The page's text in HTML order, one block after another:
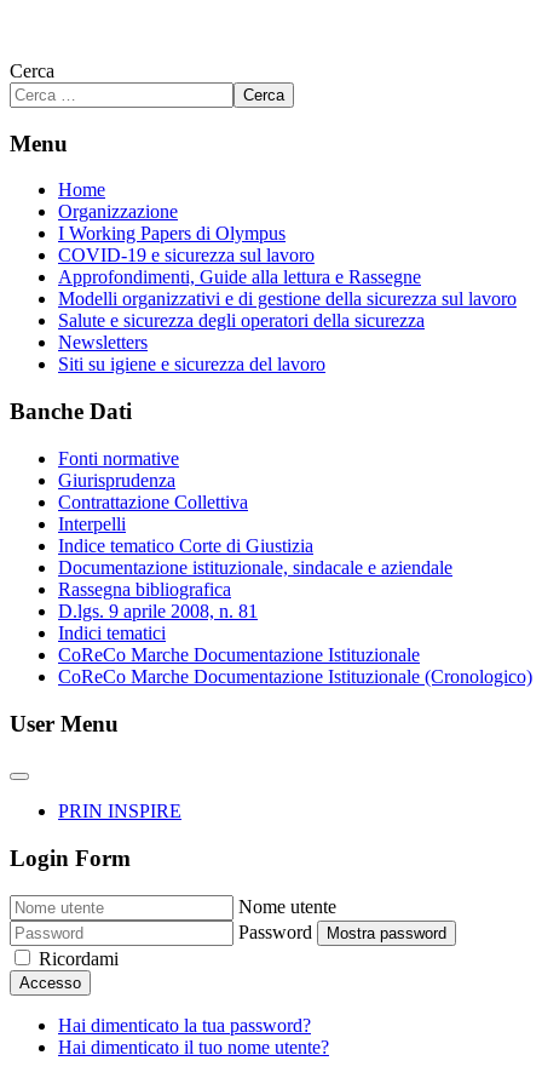
Cerca
Cerca
Menu
Home
Organizzazione
I Working Papers di Olympus
COVID-19 e sicurezza sul lavoro
Approfondimenti, Guide alla lettura e Rassegne
Modelli organizzativi e di gestione della sicurezza sul lavoro
Salute e sicurezza degli operatori della sicurezza
Newsletters
Siti su igiene e sicurezza del lavoro
Banche Dati
Fonti normative
Giurisprudenza
Contrattazione Collettiva
Interpelli
Indice tematico Corte di Giustizia
Documentazione istituzionale, sindacale e aziendale
Rassegna bibliografica
D.lgs. 9 aprile 2008, n. 81
Indici tematici
CoReCo Marche Documentazione Istituzionale
CoReCo Marche Documentazione Istituzionale (Cronologico)
User Menu
PRIN INSPIRE
Login Form
Nome utente
Password
Mostra password
Ricordami
Accesso
Hai dimenticato la tua password?
Hai dimenticato il tuo nome utente?